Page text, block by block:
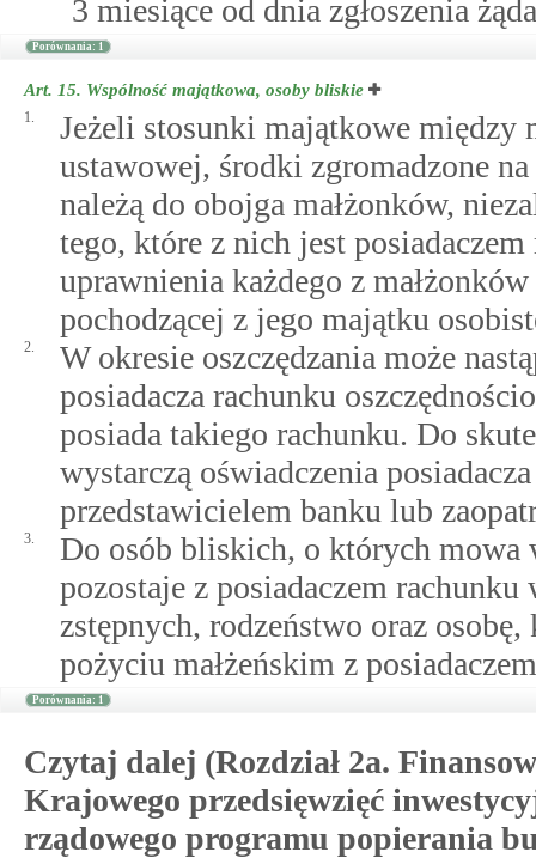
3 miesiące od dnia zgłoszenia
Porównania: 1
Art. 15. Wspólność majątkowa, osoby bliskie
1.
Jeżeli stosunki majątkowe między
ustawowej, środki zgromadzone
należą do obojga małżonków,
tego, które z nich jest
uprawnienia każdego z
pochodzącej z jego majątku
2.
W okresie oszczędzania może
posiadacza rachunku
posiada takiego rachunku. Do
wystarczą oświadczenia
przedstawicielem banku lub
3.
Do osób bliskich, o których mowa
pozostaje z posiadaczem
zstępnych, rodzeństwo oraz
pożyciu małżeńskim z
Porównania: 1
Czytaj dalej (Rozdział 2a.
Krajowego przedsięwzięć
rządowego programu popierania